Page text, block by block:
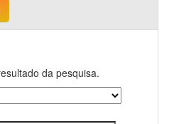
da pesquisa.